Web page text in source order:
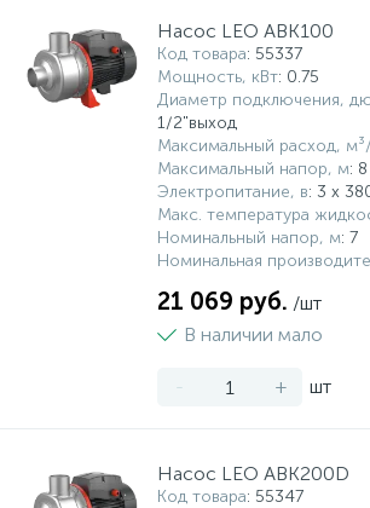
Насос LEO ABK100
Код товара: 55337
Мощность, кВт: 0.75
Диаметр подключения,
1/2"выход
Максимальный расход,
Максимальный напор, м: 8
Электропитание, в: 3 х
Макс. температура
Номинальный напор, м: 7
Номинальная
21 069 руб. /шт
В наличии мало
- + шт
Насос LEO ABK200D
Код товара: 55347
Бытовые насосы
Насосы для бассейнов
Центробежные in-line насосы
Контрольно-измерительные
Теплоизоляция
Крепеж и аксессуары
Мультипатронные фильтры
Гидроаккумуляторы
водоснабжения
Комплектующие для систем
Фильтры механической очистки
Фильтры под мойку